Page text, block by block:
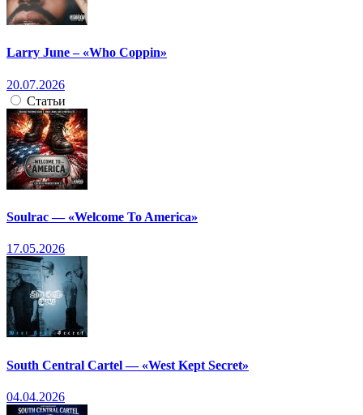
Larry June – «Who Coppin»
20.07.2026
Статьи
Soulrac — «Welcome To America»
17.05.2026
South Central Cartel — «West Kept Secret»
04.04.2026